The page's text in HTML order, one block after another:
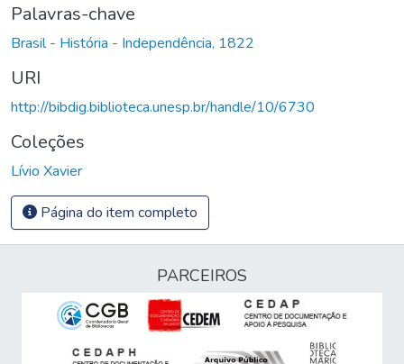
Palavras-chave
Brasil - História - Independência, 1822
URI
http://bibdig.biblioteca.unesp.br/handle/10/6730
Coleções
Lívio Xavier
Página do item completo
PARCEIROS